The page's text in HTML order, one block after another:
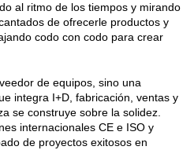
al ritmo de los tiempos y mirando
de ofrecerle productos y
codo con codo para crear
de equipos, sino una
integra I+D, fabricación, ventas y
se construye sobre la solidez.
internacionales CE e ISO y
de proyectos exitosos en